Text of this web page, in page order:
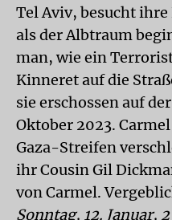
Tel Aviv, besucht
als der Albtraum
man, wie ein
Kinneret auf die
sie erschossen auf
Oktober 2023.
Gaza-Streifen
ihr Cousin Gil
von Carmel.
Sonntag, 12. Januar,